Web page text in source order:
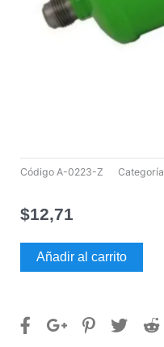
Código A-0223-Z Categoría
$12,71
FILTRO
SECADOR
162
Añadir al carrito